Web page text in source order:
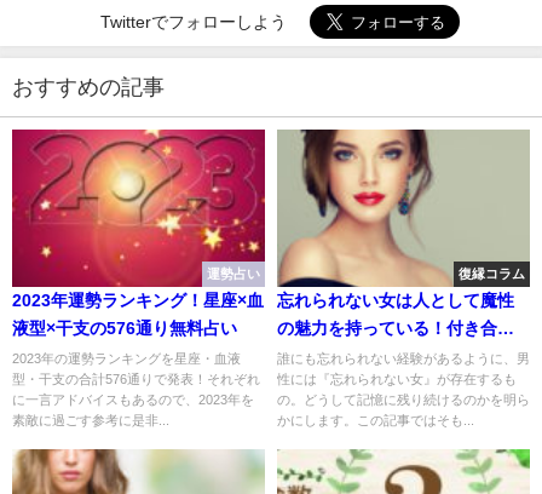
Twitterでフォローしよう
おすすめの記事
運勢占い
2023年運勢ランキング！星座×血
液型×干支の576通り無料占い
2023年の運勢ランキングを星座・血液
型・干支の合計576通りで発表！それぞれ
に一言アドバイスもあるので、2023年を
素敵に過ごす参考に是非...
復縁コラム
忘れられない女は人として魔性
の魅力を持っている！付き合っ
てない男性や既婚男性すら虜に
する理由
誰にも忘れられない経験があるように、男
性には『忘れられない女』が存在するも
の。どうして記憶に残り続けるのかを明ら
かにします。この記事ではそも...